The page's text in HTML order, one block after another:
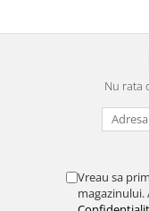
Nu rata
Vreau sa
magazinului.